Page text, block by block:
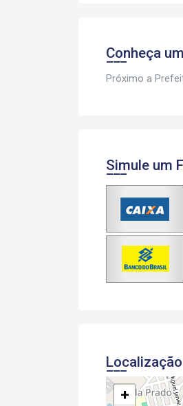
Conheça
Próximo a
Simule um
+